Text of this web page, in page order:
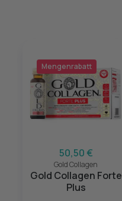
Mengenrabatt
50,50 €
Gold Collagen
Gold Collagen Forte
Plus